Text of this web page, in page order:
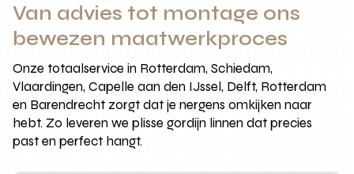
Van advies tot montage ons
bewezen maatwerkproces
Onze totaalservice in Rotterdam, Schiedam,
Vlaardingen, Capelle aan den IJssel, Delft, Rotterdam
en Barendrecht zorgt dat je nergens omkijken naar
hebt. Zo leveren we plisse gordijn linnen dat precies
past en perfect hangt.